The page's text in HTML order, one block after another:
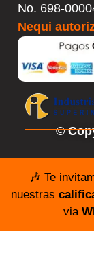
No. 698-
Nequi
©
🎶 Te
nuestras
via